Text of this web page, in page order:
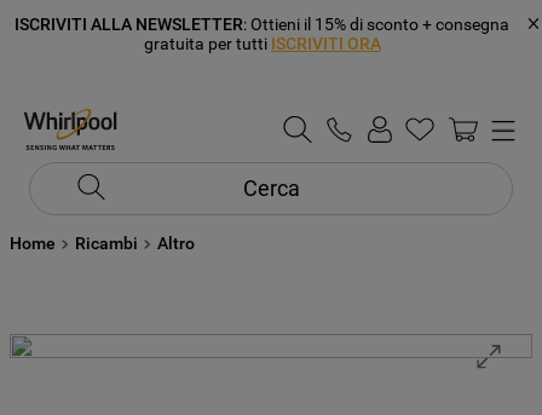
ISCRIVITI ALLA NEWSLETTER: Ottieni il 15% di sconto + consegna
gratuita per tutti ISCRIVITI ORA
Cerca
Home Ricambi Altro